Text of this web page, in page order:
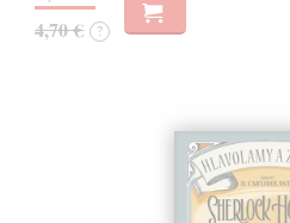
4,70 € ?